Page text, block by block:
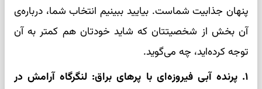
پنهان جذابیت شماست. بیایید ببینیم انتخاب شما، درباره‌ی
آن بخش از شخصیتتان که شاید خودتان هم کمتر به آن
توجه کرده‌اید، چه می‌گوید.
۱. پرنده‌ آبی فیروزه‌ای با پرهای براق: لنگرگاه آرامش در